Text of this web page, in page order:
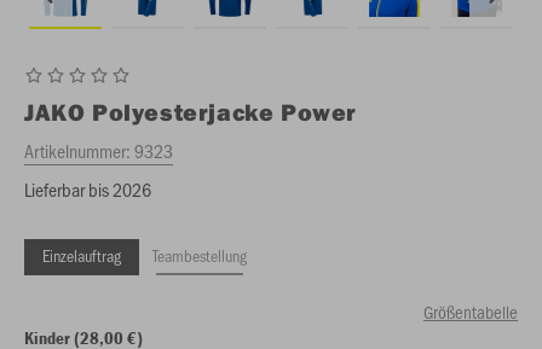
JAKO Polyesterjacke Power
Artikelnummer:9323
Lieferbar bis 2026
Einzelauftrag Teambestellung
Größentabelle
Kinder (28,00 €)